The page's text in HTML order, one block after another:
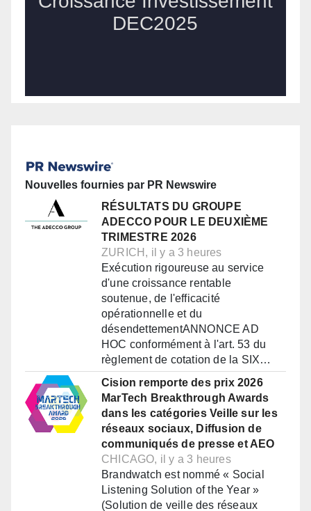
Nouvelles fournies par PR Newswire
RÉSULTATS DU GROUPE
ADECCO POUR LE DEUXIÈME
TRIMESTRE 2026
ZURICH, il y a 3 heures
Exécution rigoureuse au service
d'une croissance rentable
soutenue, de l'efficacité
opérationnelle et du
désendettementANNONCE AD
HOC conformément à l'art. 53 du
règlement de cotation de la SIX…
Cision remporte des prix 2026
MarTech Breakthrough Awards
dans les catégories Veille sur les
réseaux sociaux, Diffusion de
communiqués de presse et AEO
CHICAGO, il y a 3 heures
Brandwatch est nommé « Social
Listening Solution of the Year »
(Solution de veille des réseaux